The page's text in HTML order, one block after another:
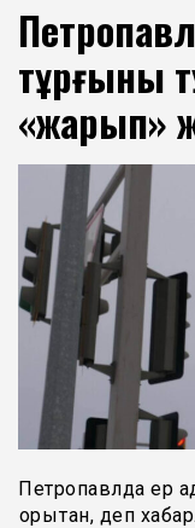
тұрғыны
«жарып»
Петропавлда ер
қорқытқан, деп